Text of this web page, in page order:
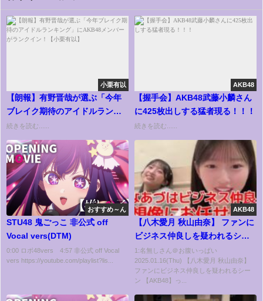
小栗有以
【朗報】有野晋哉が選ぶ「今年
ブレイク期待のアイドルランキ
ング」にAKB48メンバーがラン
クイン！【小栗有以】
続きを読む......
AKB48
【握手会】AKB48武藤小麟さん
に425枚出しする猛者現る！！！
続きを読む......
おすすめ～ん
STU48 鬼ごっこ 非公式 off
Vocal vers(DTM)
0:00 ロボ48vers 4:57 非公式 off Vocal
vers https://youtube.com/playlist?lis...
AKB48
【八木愛月 秋山由奈】 ファンに
ビジネス仲良しを疑われるシー
ン 【AKB48】
1:名無しさん＠お腹いっぱい
2025.01.16(Thu) 【八木愛月 秋山由奈】
ファンにビジネス仲良しを疑われるシー
ン 【AKB48】っ...